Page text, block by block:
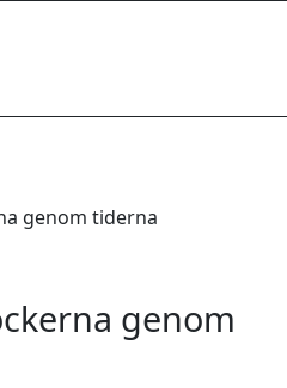
genom tiderna
genom